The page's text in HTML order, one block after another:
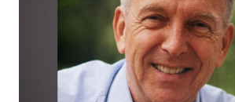
REA”
DECÂT
COVID,
AVERTIZEAZĂ
COMISARUL
FDA